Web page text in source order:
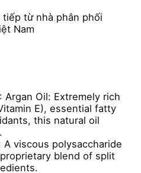
tiếp từ nhà phân phối
Nam
Argan Oil: Extremely rich
E), essential fatty
this natural oil
A viscous polysaccharide
blend of split